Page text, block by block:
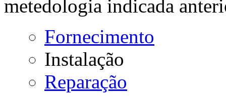
metedologia indicada
Fornecimento
Instalação
Reparação